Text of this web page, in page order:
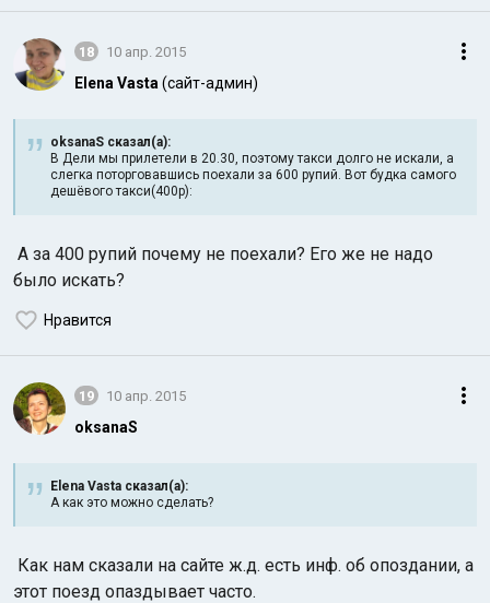
18 10 апр. 2015
Elena Vasta (сайт-админ)
oksanaS сказал(а):
В Дели мы прилетели в 20.30, поэтому такси долго не искали, а
слегка поторговавшись поехали за 600 рупий. Вот будка самого
дешёвого такси(400р):
А за 400 рупий почему не поехали? Его же не надо
было искать?
Нравится
19 10 апр. 2015
oksanaS
Elena Vasta сказал(а):
А как это можно сделать?
Как нам сказали на сайте ж.д. есть инф. об опоздании, а
этот поезд опаздывает часто.